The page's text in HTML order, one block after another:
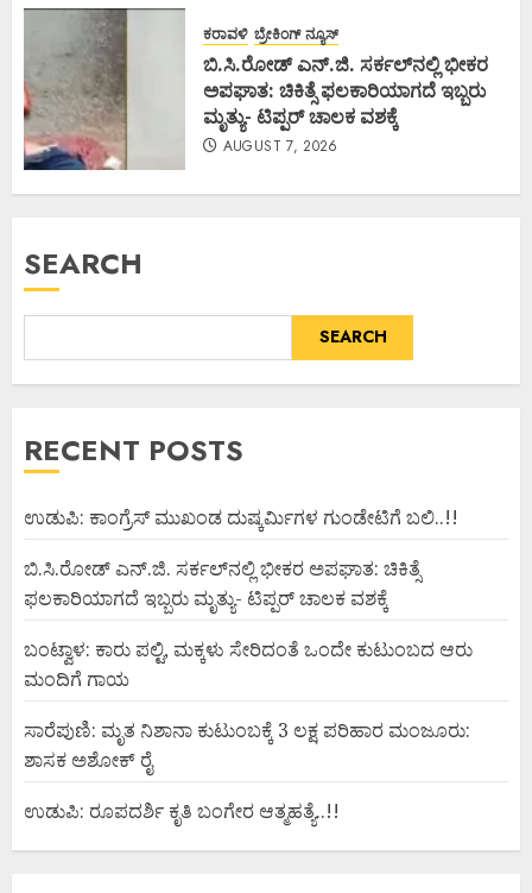
ಕರಾವಳಿ ಬ್ರೇಕಿಂಗ್ ನ್ಯೂಸ್
ಬಿ.ಸಿ.ರೋಡ್ ಎನ್.ಜಿ. ಸರ್ಕಲ್‌ನಲ್ಲಿ ಭೀಕರ
ಅಪಘಾತ: ಚಿಕಿತ್ಸೆ ಫಲಕಾರಿಯಾಗದೆ ಇಬ್ಬರು
ಮೃತ್ಯು- ಟಿಪ್ಪರ್ ಚಾಲಕ ವಶಕ್ಕೆ
AUGUST 7, 2026
SEARCH
SEARCH
RECENT POSTS
ಉಡುಪಿ: ಕಾಂಗ್ರೆಸ್ ಮುಖಂಡ ದುಷ್ಕರ್ಮಿಗಳ ಗುಂಡೇಟಿಗೆ ಬಲಿ..!!
ಬಿ.ಸಿ.ರೋಡ್ ಎನ್.ಜಿ. ಸರ್ಕಲ್‌ನಲ್ಲಿ ಭೀಕರ ಅಪಘಾತ: ಚಿಕಿತ್ಸೆ
ಫಲಕಾರಿಯಾಗದೆ ಇಬ್ಬರು ಮೃತ್ಯು- ಟಿಪ್ಪರ್ ಚಾಲಕ ವಶಕ್ಕೆ
ಬಂಟ್ವಾಳ: ಕಾರು ಪಲ್ಟಿ, ಮಕ್ಕಳು ಸೇರಿದಂತೆ ಒಂದೇ ಕುಟುಂಬದ ಆರು
ಮಂದಿಗೆ ಗಾಯ
ಸಾರೆಪುಣಿ: ಮೃತ ನಿಶಾನಾ ಕುಟುಂಬಕ್ಕೆ 3 ಲಕ್ಷ ಪರಿಹಾರ ಮಂಜೂರು:
ಶಾಸಕ ಅಶೋಕ್ ರೈ
ಉಡುಪಿ: ರೂಪದರ್ಶಿ ಕೃತಿ ಬಂಗೇರ ಆತ್ಮಹತ್ಯೆ..!!